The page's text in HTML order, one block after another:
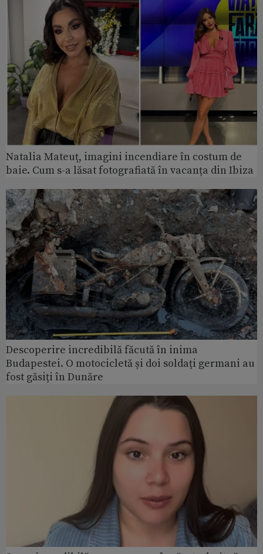
Natalia Mateuț, imagini incendiare în costum de
baie. Cum s-a lăsat fotografiată în vacanța din Ibiza
Descoperire incredibilă făcută în inima
Budapestei. O motocicletă și doi soldați germani au
fost găsiți în Dunăre